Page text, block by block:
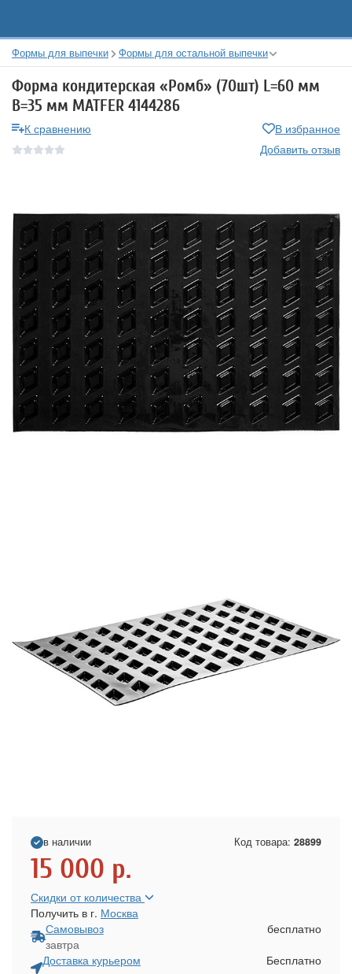
Формы для выпечки Формы для остальной выпечки
Форма кондитерская «Ромб» (70шт) L=60 мм
B=35 мм MATFER 4144286
К сравнению
В избранное
Добавить отзыв
в наличии Код товара: 28899
15 000 р.
Скидки от количества
Получить в г. Москва
Самовывоз
завтра
бесплатно
Доставка курьером
Бесплатно